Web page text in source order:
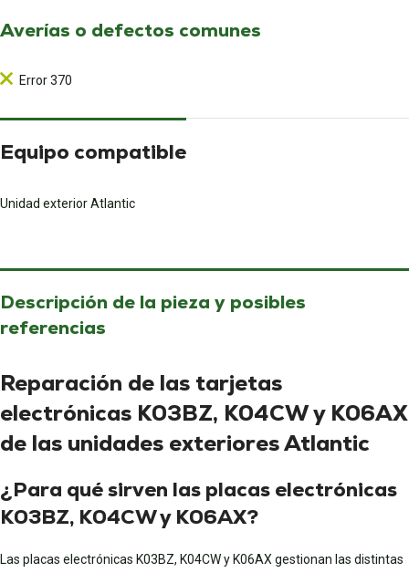
Averías o defectos comunes
Error 370
Equipo compatible
Unidad exterior Atlantic
Descripción de la pieza y posibles
referencias
Reparación de las tarjetas
electrónicas K03BZ, K04CW y K06AX
de las unidades exteriores Atlantic
¿Para qué sirven las placas electrónicas
K03BZ, K04CW y K06AX?
Las placas electrónicas K03BZ, K04CW y K06AX gestionan las distintas